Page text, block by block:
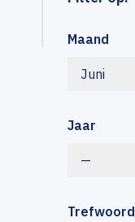
Maand
Juni
Jaar
—
Trefwoord